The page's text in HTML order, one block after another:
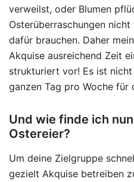
verweilst, oder Blumen
Osterüberraschungen
dafür brauchen. Daher
Akquise ausreichend Zeit
strukturiert vor! Es ist
ganzen Tag pro Woche für
Und wie finde ich
Ostereier?
Um deine Zielgruppe
gezielt Akquise betreiben